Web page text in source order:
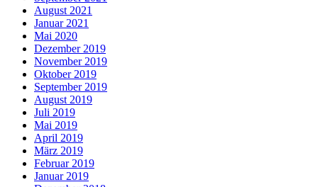
August 2021
Januar 2021
Mai 2020
Dezember 2019
November 2019
Oktober 2019
September 2019
August 2019
Juli 2019
Mai 2019
April 2019
März 2019
Februar 2019
Januar 2019